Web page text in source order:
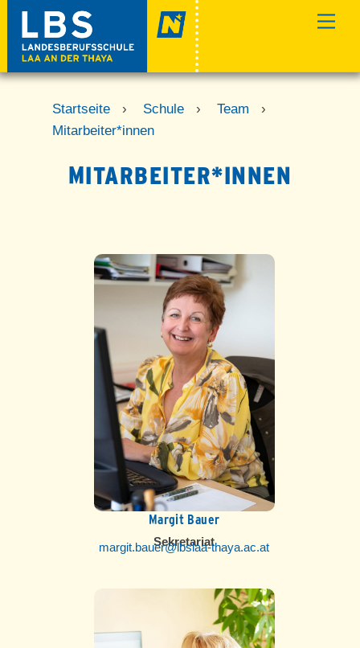
content
Startseite › Schule › Team
›
Mitarbeiter*innen
MITARBEITER*INNEN
Margit Bauer
Sekretariat
margit.bauer@lbslaa-thaya.ac.at